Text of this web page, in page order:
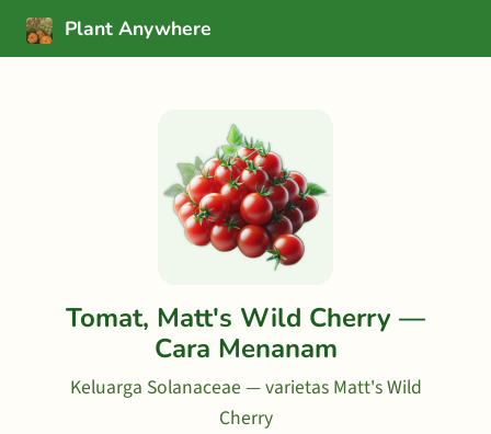
Plant Anywhere
Tomat, Matt's Wild Cherry —
Cara Menanam
Keluarga Solanaceae — varietas Matt's Wild
Cherry